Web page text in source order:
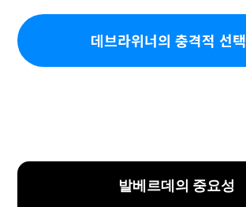
데브라위너의 충격적 선택
발베르데의 중요성